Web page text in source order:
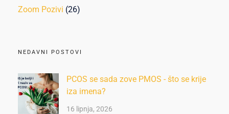
Zoom Pozivi (26)
NEDAVNI POSTOVI
PCOS se sada zove PMOS - što se krije
iza imena?
16 lipnja, 2026